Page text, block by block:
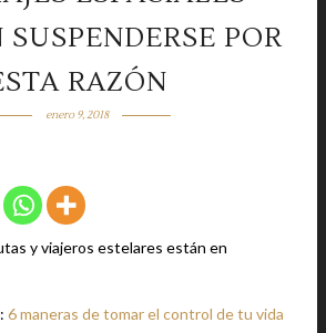
POR
RAZÓN
enero 9, 2018
y viajeros estelares están en
6 maneras de tomar el control de tu vida